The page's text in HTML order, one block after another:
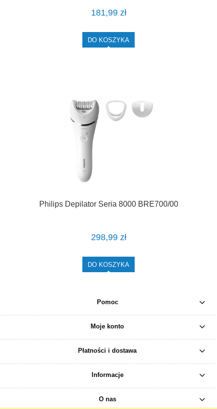
181,99 zł
DO KOSZYKA
Philips Depilator Seria 8000 BRE700/00
298,99 zł
DO KOSZYKA
Pomoc
Moje konto
Płatności i dostawa
Informacje
O nas